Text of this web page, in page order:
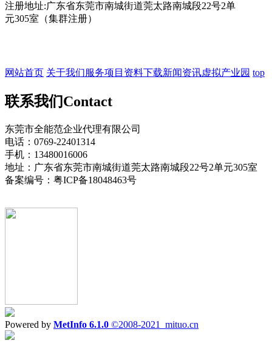
注册地址:广东省东莞市南城街道莞太路南城段22号2单
元305室（集群注册）
网站首页 关于我们服务项目 资料下载新闻资讯虚拟产业园 top
联系我们Contact
东莞市全能范企业代理有限公司
电话：0769-22401314
手机：13480016006
地址：广东省东莞市南城街道莞太路南城段22号2单元305室
备案编号：粤ICP备18048463号
Powered by MetInfo 6.1.0 ©2008-2021 mituo.cn